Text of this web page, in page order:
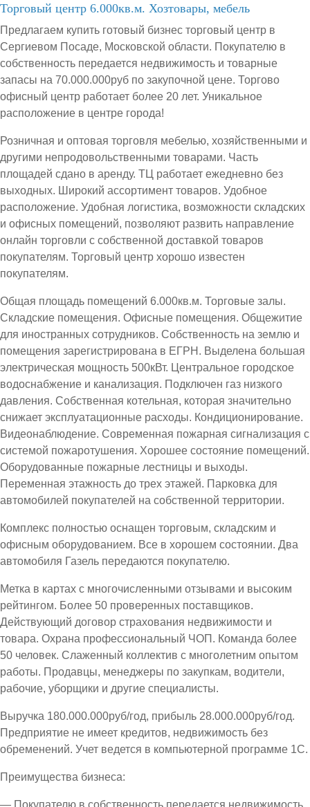
Торговый центр 6.000кв.м. Хозтовары, мебель
Предлагаем купить готовый бизнес торговый центр в
Сергиевом Посаде, Московской области. Покупателю в
собственность передается недвижимость и товарные
запасы на 70.000.000руб по закупочной цене. Торгово
офисный центр работает более 20 лет. Уникальное
расположение в центре города!
Розничная и оптовая торговля мебелью, хозяйственными и
другими непродовольственными товарами. Часть
площадей сдано в аренду. ТЦ работает ежедневно без
выходных. Широкий ассортимент товаров. Удобное
расположение. Удобная логистика, возможности складских
и офисных помещений, позволяют развить направление
онлайн торговли с собственной доставкой товаров
покупателям. Торговый центр хорошо известен
покупателям.
Общая площадь помещений 6.000кв.м. Торговые залы.
Складские помещения. Офисные помещения. Общежитие
для иностранных сотрудников. Собственность на землю и
помещения зарегистрирована в ЕГРН. Выделена большая
электрическая мощность 500кВт. Центральное городское
водоснабжение и канализация. Подключен газ низкого
давления. Собственная котельная, которая значительно
снижает эксплуатационные расходы. Кондиционирование.
Видеонаблюдение. Современная пожарная сигнализация с
системой пожаротушения. Хорошее состояние помещений.
Оборудованные пожарные лестницы и выходы.
Переменная этажность до трех этажей. Парковка для
автомобилей покупателей на собственной территории.
Комплекс полностью оснащен торговым, складским и
офисным оборудованием. Все в хорошем состоянии. Два
автомобиля Газель передаются покупателю.
Метка в картах с многочисленными отзывами и высоким
рейтингом. Более 50 проверенных поставщиков.
Действующий договор страхования недвижимости и
товара. Охрана профессиональный ЧОП. Команда более
50 человек. Слаженный коллектив с многолетним опытом
работы. Продавцы, менеджеры по закупкам, водители,
рабочие, уборщики и другие специалисты.
Выручка 180.000.000руб/год, прибыль 28.000.000руб/год.
Предприятие не имеет кредитов, недвижимость без
обременений. Учет ведется в компьютерной программе 1С.
Преимущества бизнеса:
— Покупателю в собственность передается недвижимость